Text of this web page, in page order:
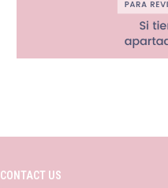
CONTACT US